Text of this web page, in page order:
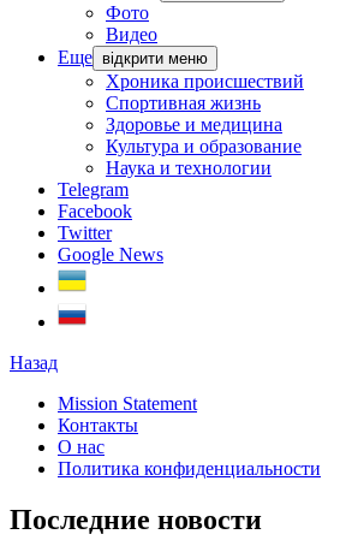
Фото
Видео
Еще відкрити меню
Хроника происшествий
Спортивная жизнь
Здоровье и медицина
Культура и образование
Наука и технологии
Telegram
Facebook
Twitter
Google News
Назад
Mission Statement
Контакты
О нас
Политика конфиденциальности
Последние новости